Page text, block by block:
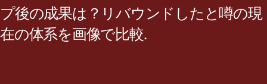
プ後の成果は？リバウンドしたと噂の現
在の体系を画像で比較.